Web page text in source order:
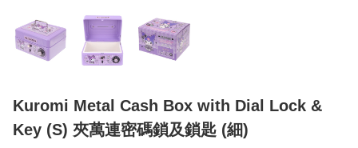
Kuromi Metal Cash Box with Dial Lock &
Key (S) 夾萬連密碼鎖及鎖匙 (細)